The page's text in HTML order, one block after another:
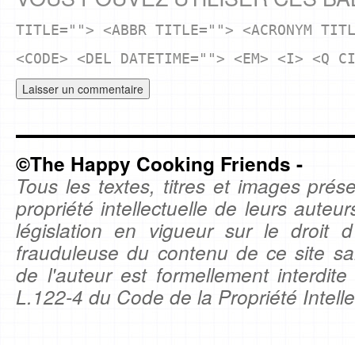
TITLE=""> <ABBR TITLE=""> <ACRONYM
<CODE> <DEL DATETIME=""> <EM> <I> <Q
©The Happy Cooking Friends -
Tous les textes, titres et images
propriété intellectuelle de leurs
législation en vigueur sur le droit
frauduleuse du contenu de ce site
de l'auteur est formellement
L.122-4 du Code de la Propriété